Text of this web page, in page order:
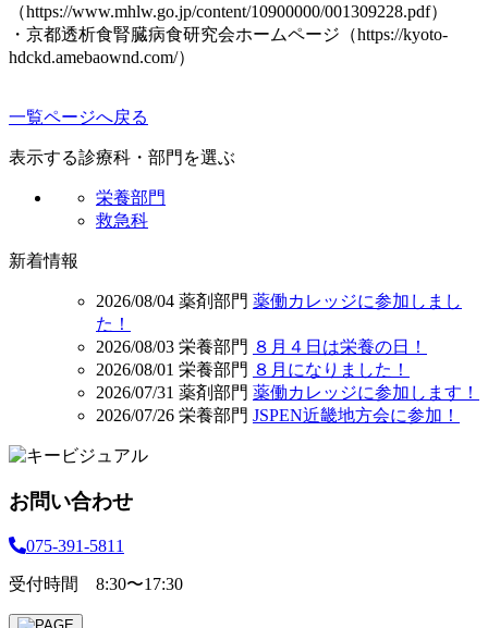
（https://www.mhlw.go.jp/content/10900000/001309228.pdf）
・京都透析食腎臓病食研究会ホームページ（https://kyoto-
hdckd.amebaownd.com/）
一覧ページへ戻る
表示する診療科・部門を選ぶ
栄養部門
救急科
新着情報
2026/08/04 薬剤部門 薬働カレッジに参加しまし
た！
2026/08/03 栄養部門 ８月４日は栄養の日！
2026/08/01 栄養部門 ８月になりました！
2026/07/31 薬剤部門 薬働カレッジに参加します！
2026/07/26 栄養部門 JSPEN近畿地方会に参加！
お問い合わせ
075-391-5811
受付時間 8:30〜17:30